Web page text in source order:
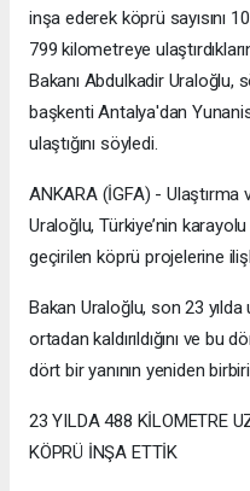
inşa ederek köprü sayısını
799 kilometreye
Bakanı Abdulkadir
başkenti Antalya'dan
ulaştığını söyledi.
ANKARA (İGFA) - Ulaştırma
Uraloğlu, Türkiye’nin
geçirilen köprü projelerine
Bakan Uraloğlu, son 23
ortadan kaldırıldığını ve bu
dört bir yanının yeniden
23 YILDA 488 KİLOMETRE
KÖPRÜ İNŞA ETTİK